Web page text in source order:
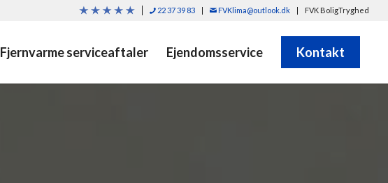
22 37 39 83 FVKlima@outlook.dk FVK BoligTryghed
Fjernvarme serviceaftaler Ejendomsservice Kontakt